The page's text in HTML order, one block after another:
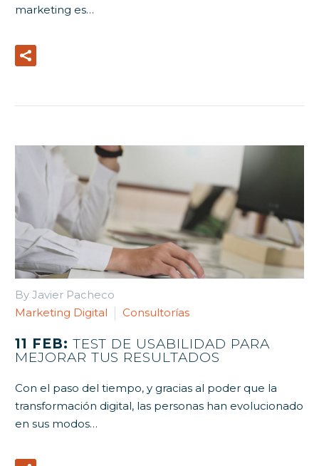
marketing es…
By Javier Pacheco
Marketing Digital
Consultorías
11 FEB: TEST DE USABILIDAD PARA
MEJORAR TUS RESULTADOS
Con el paso del tiempo, y gracias al poder que la
transformación digital, las personas han evolucionado
en sus modos…